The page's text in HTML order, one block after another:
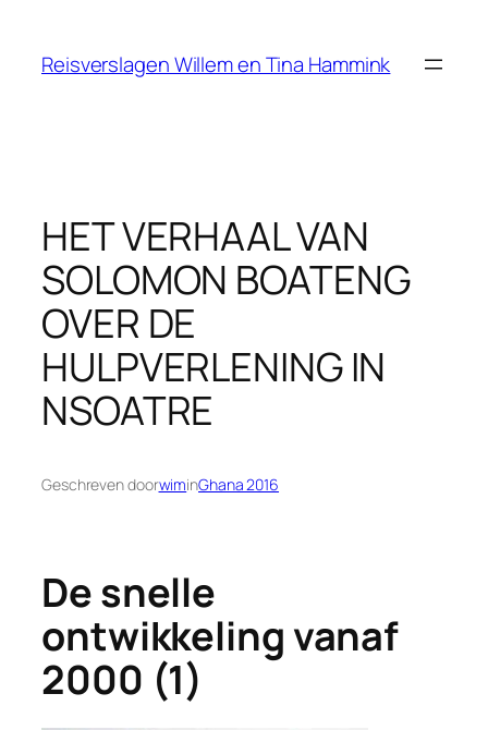
Reisverslagen Willem en Tina Hammink
HET VERHAAL VAN
SOLOMON BOATENG
OVER DE
HULPVERLENING IN
NSOATRE
Geschreven doorwiminGhana 2016
De snelle
ontwikkeling vanaf
2000 (1)